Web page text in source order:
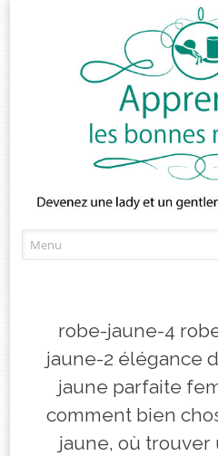
to
robe-jaune-4
jaune-2 élégance
jaune parfaite
comment bien
jaune, où